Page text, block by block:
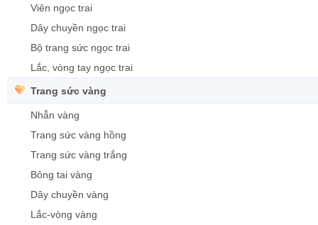
Viên ngọc trai
Dây chuyền ngọc trai
Bộ trang sức ngọc trai
Lắc, vòng tay ngọc trai
Trang sức vàng
Nhẫn vàng
Trang sức vàng hồng
Trang sức vàng trắng
Bông tai vàng
Dây chuyền vàng
Lắc-vòng vàng